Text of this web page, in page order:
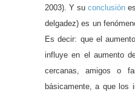
2003). Y su conclusión es
delgadez) es un
Es decir: que el
influye en el aumento
cercanas, amigos o
básicamente, a que los